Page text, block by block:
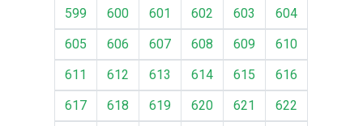
599
600 601 602 603
604
605
606 607 608 609
610
611
612 613 614 615
616
617
618 619 620 621
622